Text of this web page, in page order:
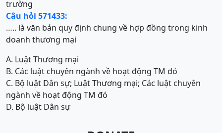
trường
Câu hỏi 571433:
….. là văn bản quy định chung về hợp đồng trong kinh
doanh thương mại
A. Luật Thương mại
B. Các luật chuyên ngành về hoạt động TM đó
C. Bộ luật Dân sự; Luật Thương mại; Các luật chuyên
ngành về hoạt động TM đó
D. Bộ luật Dân sự